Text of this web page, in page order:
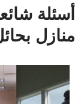
أسئلة
منازل